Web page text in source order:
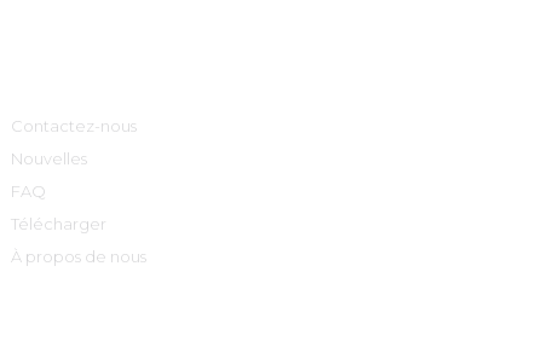
Contactez-nous
Nouvelles
FAQ
Télécharger
À propos de nous